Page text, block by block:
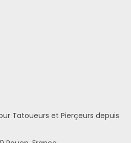
Tatoueurs et Pierçeurs depuis